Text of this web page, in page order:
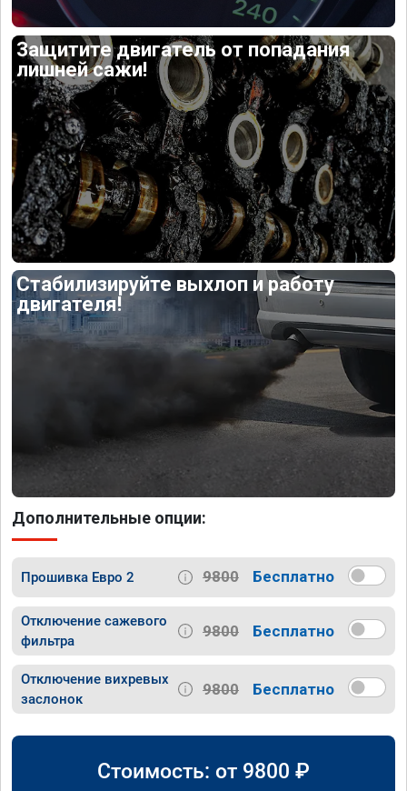
Защитите двигатель от попадания
лишней сажи!
Стабилизируйте выхлоп и работу
двигателя!
Дополнительные опции:
Прошивка Евро 2 9800 Бесплатно
Отключение сажевого
фильтра
9800 Бесплатно
Отключение вихревых
заслонок
9800 Бесплатно
Стоимость: от 9800 ₽